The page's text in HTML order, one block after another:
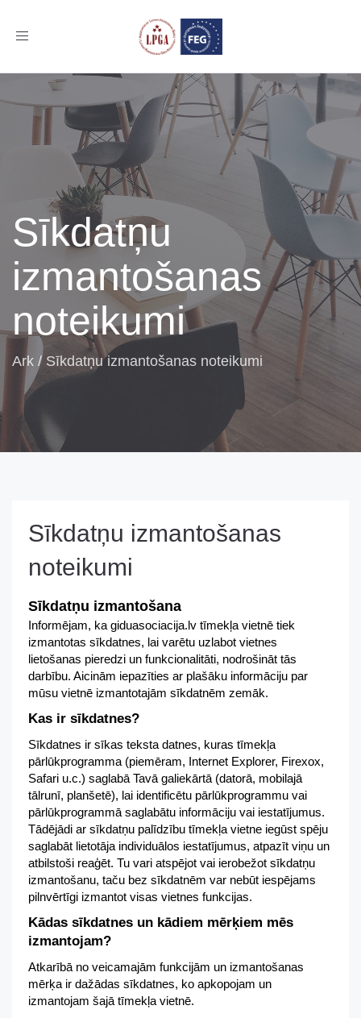
Toggle
Sīkdatņu
izmantošanas
noteikumi
Ark / Sīkdatņu izmantošanas noteikumi
Sīkdatņu izmantošanas
noteikumi
Sīkdatņu izmantošana
Informējam, ka giduasociacija.lv tīmekļa vietnē tiek
izmantotas sīkdatnes, lai varētu uzlabot vietnes
lietošanas pieredzi un funkcionalitāti, nodrošināt tās
darbību. Aicinām iepazīties ar plašāku informāciju par
mūsu vietnē izmantotajām sīkdatnēm zemāk.
Kas ir sīkdatnes?
Sīkdatnes ir sīkas teksta datnes, kuras tīmekļa
pārlūkprogramma (piemēram, Internet Explorer, Firexox,
Safari u.c.) saglabā Tavā galiekārtā (datorā, mobilajā
tālrunī, planšetē), lai identificētu pārlūkprogrammu vai
pārlūkprogrammā saglabātu informāciju vai iestatījumus.
Tādējādi ar sīkdatņu palīdzību tīmekļa vietne iegūst spēju
saglabāt lietotāja individuālos iestatījumus, atpazīt viņu un
atbilstoši reaģēt. Tu vari atspējot vai ierobežot sīkdatņu
izmantošanu, taču bez sīkdatnēm var nebūt iespējams
pilnvērtīgi izmantot visas vietnes funkcijas.
Kādas sīkdatnes un kādiem mērķiem mēs
izmantojam?
Atkarībā no veicamajām funkcijām un izmantošanas
mērķa ir dažādas sīkdatnes, ko apkopojam un
izmantojam šajā tīmekļa vietnē.